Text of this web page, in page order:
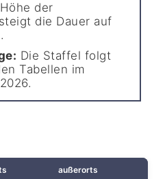
der
die Dauer auf
Die Staffel folgt
Tabellen im
außerorts